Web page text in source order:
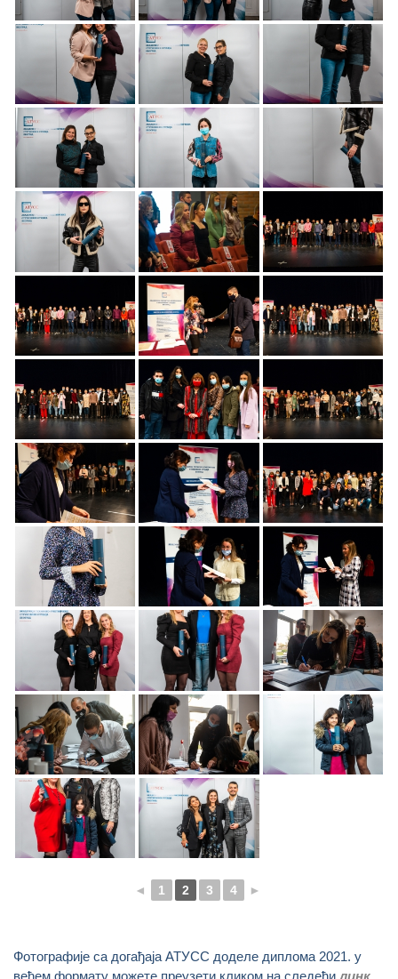
◄ 1 2 3 4 ►
Фотографије са догађаја АТУСС доделе диплома 2021. у
већем формату можете преузети кликом на следећи линк.